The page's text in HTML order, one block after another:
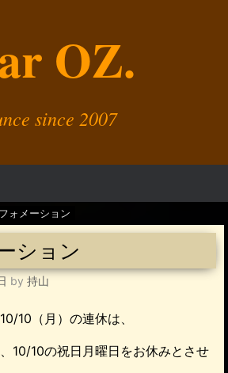
OZ.
since 2007
ォメーション
ション
by 持山
10（月）の連休は、
10/10の祝日月曜日をお休みとさせ